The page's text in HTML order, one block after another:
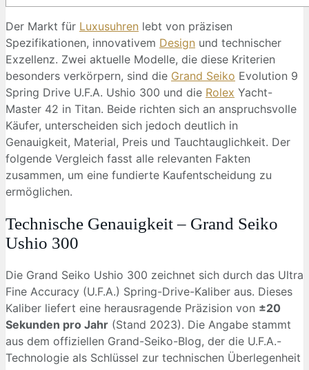
Der Markt für Luxusuhren lebt von präzisen
Spezifikationen, innovativem Design und technischer
Exzellenz. Zwei aktuelle Modelle, die diese Kriterien
besonders verkörpern, sind die Grand Seiko Evolution 9
Spring Drive U.F.A. Ushio 300 und die Rolex Yacht-
Master 42 in Titan. Beide richten sich an anspruchsvolle
Käufer, unterscheiden sich jedoch deutlich in
Genauigkeit, Material, Preis und Tauchtauglichkeit. Der
folgende Vergleich fasst alle relevanten Fakten
zusammen, um eine fundierte Kaufentscheidung zu
ermöglichen.
Technische Genauigkeit – Grand Seiko
Ushio 300
Die Grand Seiko Ushio 300 zeichnet sich durch das Ultra
Fine Accuracy (U.F.A.) Spring-Drive-Kaliber aus. Dieses
Kaliber liefert eine herausragende Präzision von ±20
Sekunden pro Jahr (Stand 2023). Die Angabe stammt
aus dem offiziellen Grand-Seiko-Blog, der die U.F.A.-
Technologie als Schlüssel zur technischen Überlegenheit